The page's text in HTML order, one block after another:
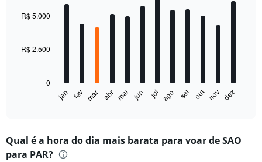
with
The
Range:
12
jan fev mar abr mai jun jul ago set out nov dez
0
R$ 2.500
R$ 5.000
Qual é a hora do dia mais barata para voar de SAO
para PAR?